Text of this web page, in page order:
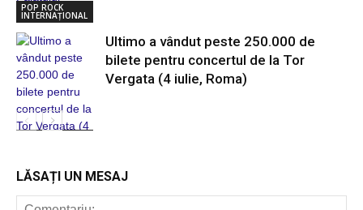
POP ROCK
INTERNAȚIONAL
Ultimo a vândut peste 250.000 de
bilete pentru concertul de la Tor
Vergata (4 iulie, Roma)
LĂSAȚI UN MESAJ